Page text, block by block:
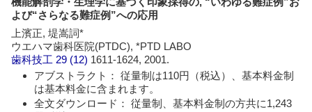
よび“さらなる難症例”への応用
上濱正, 堤嵩詞*
ウエハマ歯科医院(PTDC), *PTD LABO
歯科技工 29 (12) 1611-1624, 2001.
アブストラクト： 従量制は110円（税込）、基本料金制
は基本料金に含まれます。
全文ダウンロード： 従量制、基本料金制の方共に1,243